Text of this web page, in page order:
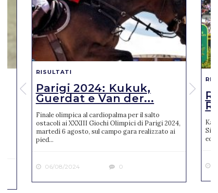
RISULTATI
Parigi 2024: Kukuk,
Guerdat e Van der...
Finale olimpica al cardiopalma per il salto
ostacoli ai XXXIII Giochi Olimpici di Parigi 2024,
martedì 6 agosto, sul campo gara realizzato ai
pied...
06/08/2024 0